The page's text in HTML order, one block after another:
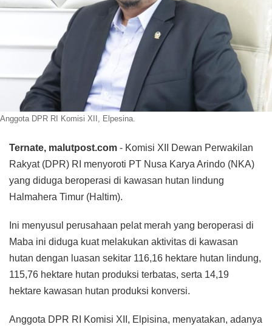
Anggota DPR RI Komisi XII, Elpesina.
Ternate, malutpost.com - Komisi XII Dewan Perwakilan
Rakyat (DPR) RI menyoroti PT Nusa Karya Arindo (NKA)
yang diduga beroperasi di kawasan hutan lindung
Halmahera Timur (Haltim).
Ini menyusul perusahaan pelat merah yang beroperasi di
Maba ini diduga kuat melakukan aktivitas di kawasan
hutan dengan luasan sekitar 116,16 hektare hutan lindung,
115,76 hektare hutan produksi terbatas, serta 14,19
hektare kawasan hutan produksi konversi.
Anggota DPR RI Komisi XII, Elpisina, menyatakan, adanya